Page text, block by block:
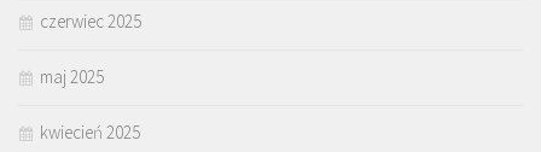
czerwiec 2025
maj 2025
kwiecień 2025